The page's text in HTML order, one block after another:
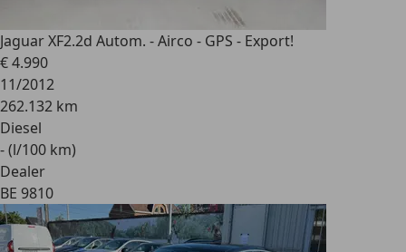
Jaguar XF2.2d Autom. - Airco - GPS - Export!
€ 4.990
11/2012
262.132 km
Diesel
- (l/100 km)
Dealer
BE 9810